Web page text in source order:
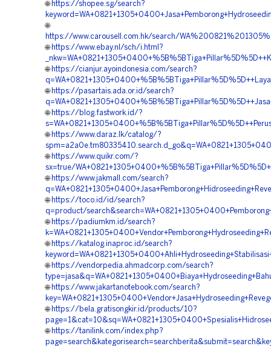
🌐 https://shopee.sg/search?
🌐
https://www.carousell.com.hk/search/
🌐 https://www.ebay.nl/sch/i.html?
🌐 https://cianjur.ayoindonesia.com/search?
🌐 https://pasartais.ada.or.id/search?
🌐 https://blog.fastwork.id/?
🌐 https://www.daraz.lk/catalog/?
🌐 https://www.quikr.com/?
sx=true/
🌐 https://www.jakmall.com/search?
🌐 https://toco.id/id/search?
q=product/
🌐 https://padiumkm.id/search?
🌐 https://katalog.inaproc.id/search?
🌐 https://vendorpedia.ahmadcorp.com/search?
🌐 https://www.jakartanotebook.com/search?
🌐 https://bela.gratisongkir.id/products/10?
🌐 https://tanilink.com/index.php?